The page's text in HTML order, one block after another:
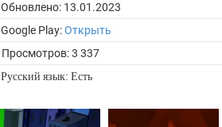
Обновлено: 13.01.2023
Google Play:Открыть
Просмотров: 3 337
Русский язык: Есть